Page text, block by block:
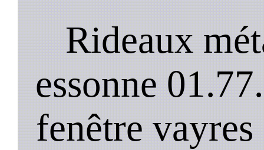
Rideaux
essonne
fenêtre vayres